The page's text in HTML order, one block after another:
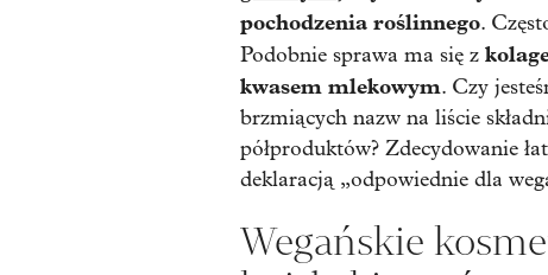
pochodzenia roślinnego.
Podobnie sprawa ma się z
kwasem mlekowym. Czy
brzmiących nazw na liście
półproduktów? Zdecydowanie
deklaracją „odpowiednie dla
Wegańskie